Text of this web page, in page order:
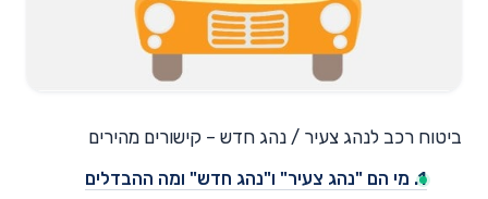
ביטוח רכב לנהג צעיר / נהג חדש – קישורים מהירים
1. מי הם "נהג צעיר" ו"נהג חדש" ומה ההבדלים